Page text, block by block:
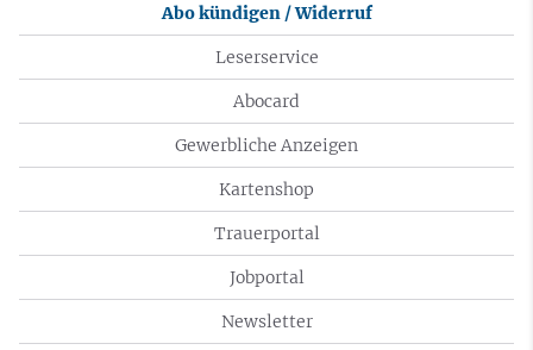
Abo kündigen / Widerruf
Leserservice
Abocard
Gewerbliche Anzeigen
Kartenshop
Trauerportal
Jobportal
Newsletter